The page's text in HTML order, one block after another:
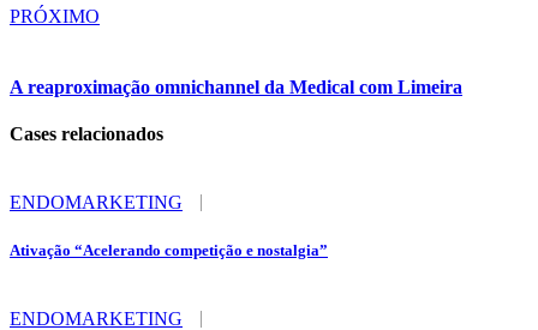
PRÓXIMO
A reaproximação omnichannel da Medical com Limeira
Cases relacionados
ENDOMARKETING
Ativação “Acelerando competição e nostalgia”
ENDOMARKETING